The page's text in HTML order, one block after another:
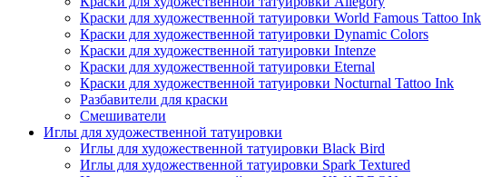
Краски для художественной татуировки World Famous Tattoo Ink
Краски для художественной татуировки Dynamic Colors
Краски для художественной татуировки Intenze
Краски для художественной татуировки Eternal
Краски для художественной татуировки Nocturnal Tattoo Ink
Разбавители для краски
Смешиватели
Иглы для художественной татуировки
Иглы для художественной татуировки Black Bird
Иглы для художественной татуировки Spark Textured